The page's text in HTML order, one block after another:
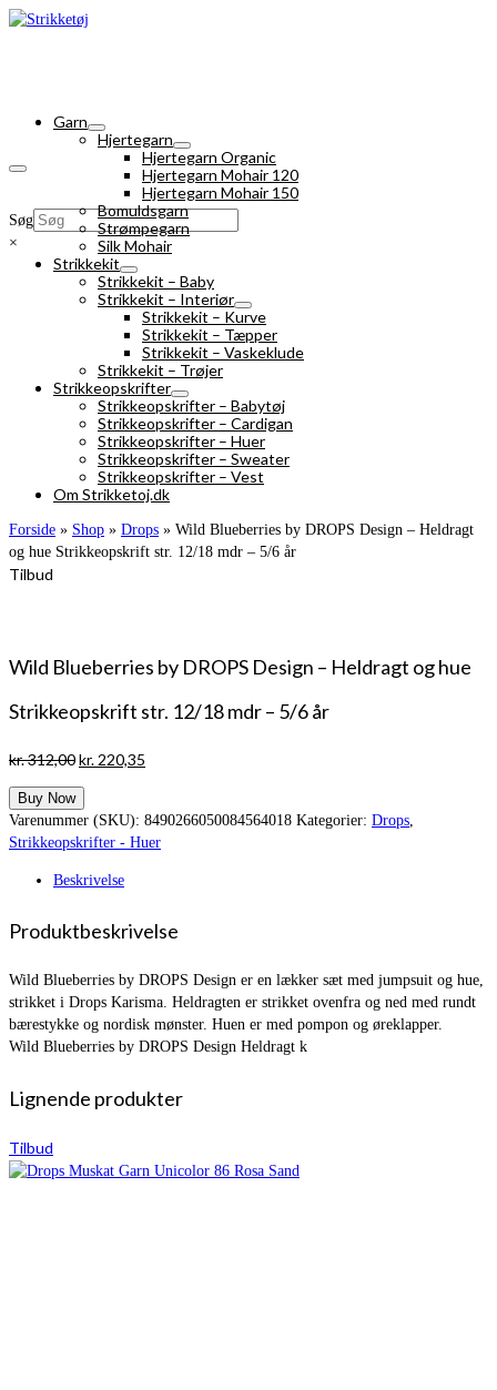
Søg
×
Garn
Hjertegarn
Hjertegarn Organic
Hjertegarn Mohair 120
Hjertegarn Mohair 150
Bomuldsgarn
Strømpegarn
Silk Mohair
Strikkekit
Strikkekit – Baby
Strikkekit – Interiør
Strikkekit – Kurve
Strikkekit – Tæpper
Strikkekit – Vaskeklude
Strikkekit – Trøjer
Strikkeopskrifter
Strikkeopskrifter – Babytøj
Strikkeopskrifter – Cardigan
Strikkeopskrifter – Huer
Strikkeopskrifter – Sweater
Strikkeopskrifter – Vest
Om Strikketoj.dk
Forside » Shop » Drops » Wild Blueberries by DROPS Design – Heldragt
og hue Strikkeopskrift str. 12/18 mdr – 5/6 år
Tilbud
Wild Blueberries by DROPS Design – Heldragt og hue
Strikkeopskrift str. 12/18 mdr – 5/6 år
kr.312,00Den
pris
var:
kr. 312,00.
kr. 220,35
er:
kr. 220,35.
Buy Now
Varenummer (SKU): 8490266050084564018 Kategorier: Drops,
Strikkeopskrifter - Huer
Beskrivelse
Produktbeskrivelse
Wild Blueberries by DROPS Design er en lækker sæt med jumpsuit og hue,
strikket i Drops Karisma. Heldragten er strikket ovenfra og ned med rundt
bærestykke og nordisk mønster. Huen er med pompon og øreklapper.
Wild Blueberries by DROPS Design Heldragt k
Lignende produkter
Tilbud